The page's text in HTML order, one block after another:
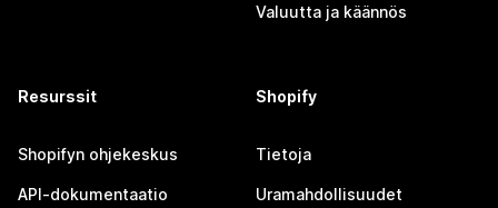
Valuutta ja käännös
Resurssit
Shopifyn ohjekeskus
API-dokumentaatio
Shopify
Tietoja
Uramahdollisuudet